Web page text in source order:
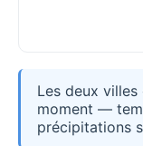
Les deux
moment —
précipitations